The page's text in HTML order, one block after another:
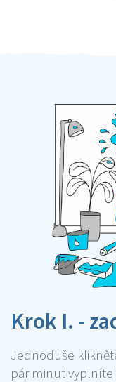
Krok I. -
Jednoduše
pár minut vyplníte